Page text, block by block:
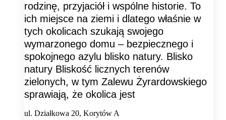
rodzinę, przyjaciół i wspólne historie. To
ich miejsce na ziemi i dlatego właśnie w
tych okolicach szukają swojego
wymarzonego domu – bezpiecznego i
spokojnego azylu blisko natury. Blisko
natury Bliskość licznych terenów
zielonych, w tym Zalewu Żyrardowskiego
sprawiają, że okolica jest
ul. Działkowa 20, Korytów A